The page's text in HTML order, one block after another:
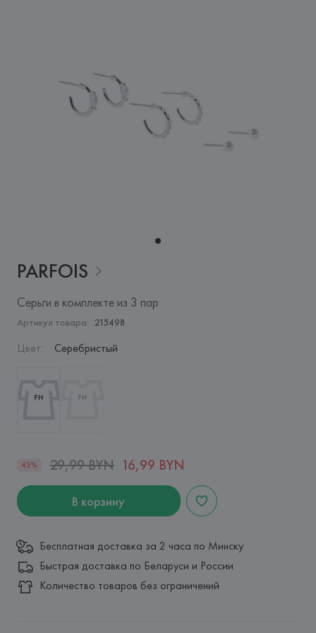
PARFOIS
Серьги в комплекте из 3 пар
Артикул товара: 215498
Цвет: Серебристый
43% 29,99 BYN 16,99 BYN
В корзину
Бесплатная доставка за 2 часа по Минску
Быстрая доставка по Беларуси и России
Количество товаров без ограничений